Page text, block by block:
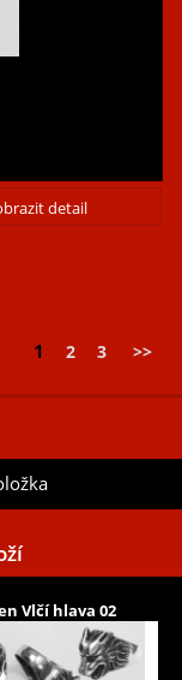
detail
1 2 3 >>
Vlčí hlava 02